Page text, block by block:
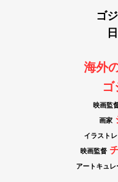
ゴ
海外
ゴ
映画監
画家
イラスト
映画監督
アートキュレ